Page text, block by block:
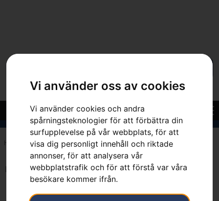
Vi använder oss av cookies
Vi använder cookies och andra
spårningsteknologier för att förbättra din
surfupplevelse på vår webbplats, för att
visa dig personligt innehåll och riktade
annonser, för att analysera vår
webbplatstrafik och för att förstå var våra
besökare kommer ifrån.
Hem 4.0 mm
Inga resultat.